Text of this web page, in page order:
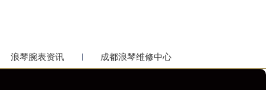
浪琴腕表资讯 成都浪琴维修中心